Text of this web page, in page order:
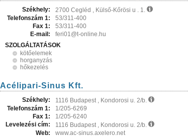
Székhely:
2700 Cegléd , Külső-Kőrösi u . 1.
Telefonszám 1:
53/311-400
Fax 1:
53/311-400
E-mail:
feri01@t-online.hu
SZOLGÁLTATÁSOK
kötőelemek
horganyzás
hőkezelés
Acélipari-Sinus Kft.
Székhely:
1116 Budapest , Kondorosi u. 2/b.
Telefonszám 1:
1/205-6269
Fax 1:
1/205-6240
Levelezési cím:
1116 Budapest , Kondorosi u. 2/b.
Web:
www.ac-sinus.axelero.net